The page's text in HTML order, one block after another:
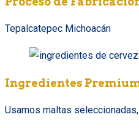
Tepalcatepec Michoacán
Ingredientes
Usamos maltas